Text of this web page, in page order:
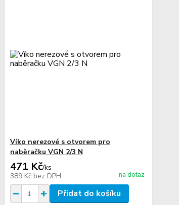
Víko nerezové s otvorem pro
naběračku VGN 2/3 N
471 Kč/ks
389 Kč bez DPH na dotaz
Přidat do košíku